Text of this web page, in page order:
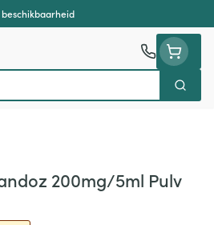
Zoek
200mg/5ml Pulv